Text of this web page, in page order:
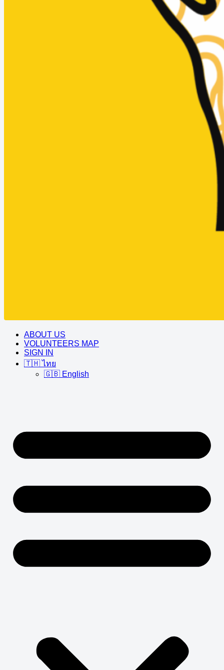
ABOUT US
VOLUNTEERS MAP
SIGN IN
🇹🇭 ไทย
🇬🇧 English